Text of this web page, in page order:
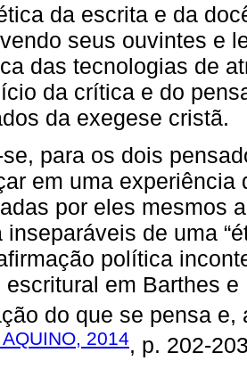
da escrita e da
seus ouvintes e
das tecnologias de
da crítica e do
da exegese cristã.
para os dois
em uma
por eles mesmos
inseparáveis de uma
política
escritural em Barthes
do que se pensa
2014, p. 202-